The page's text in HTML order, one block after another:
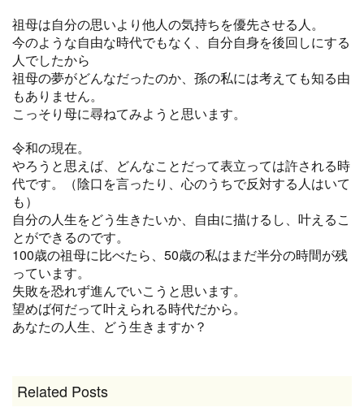
祖母は自分の思いより他人の気持ちを優先させる人。
今のような自由な時代でもなく、自分自身を後回しにする
人でしたから
祖母の夢がどんなだったのか、孫の私には考えても知る由
もありません。
こっそり母に尋ねてみようと思います。
令和の現在。
やろうと思えば、どんなことだって表立っては許される時
代です。（陰口を言ったり、心のうちで反対する人はいて
も）
自分の人生をどう生きたいか、自由に描けるし、叶えるこ
とができるのです。
100歳の祖母に比べたら、50歳の私はまだ半分の時間が残
っています。
失敗を恐れず進んでいこうと思います。
望めば何だって叶えられる時代だから。
あなたの人生、どう生きますか？
Related Posts